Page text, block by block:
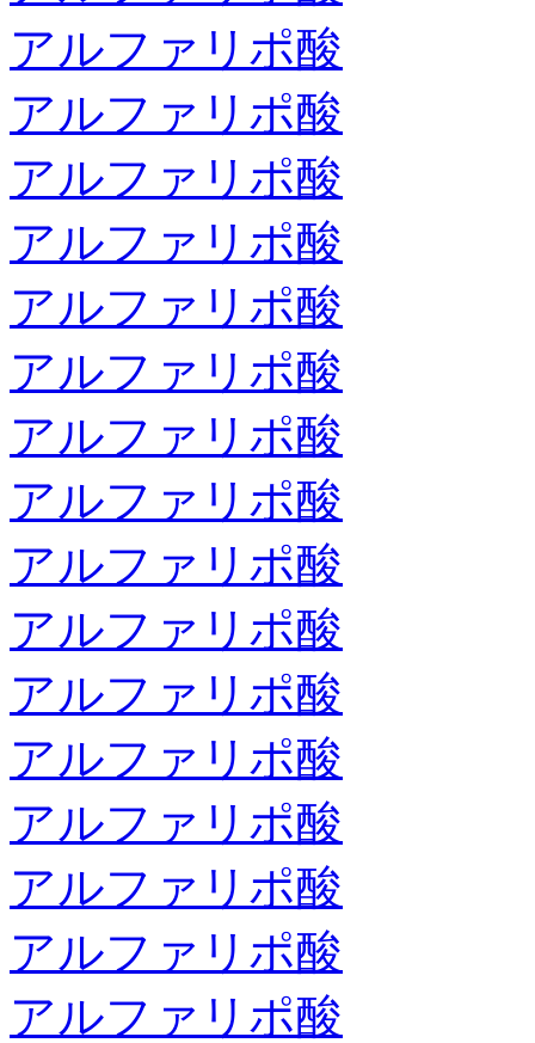
アルファリポ酸
アルファリポ酸
アルファリポ酸
アルファリポ酸
アルファリポ酸
アルファリポ酸
アルファリポ酸
アルファリポ酸
アルファリポ酸
アルファリポ酸
アルファリポ酸
アルファリポ酸
アルファリポ酸
アルファリポ酸
アルファリポ酸
アルファリポ酸